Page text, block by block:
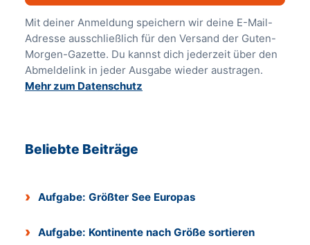
Mit deiner Anmeldung speichern wir deine E-Mail-
Adresse ausschließlich für den Versand der Guten-
Morgen-Gazette. Du kannst dich jederzeit über den
Abmeldelink in jeder Ausgabe wieder austragen.
Mehr zum Datenschutz
Beliebte Beiträge
Aufgabe: Größter See Europas
Aufgabe: Kontinente nach Größe sortieren